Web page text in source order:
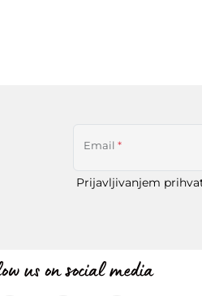
Email *
Prijavljivanjem
us on social media